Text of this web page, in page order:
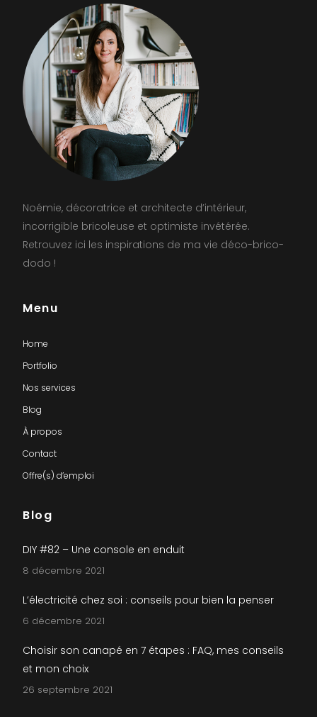
Noémie, décoratrice et architecte d’intérieur,
incorrigible bricoleuse et optimiste invétérée.
Retrouvez ici les inspirations de ma vie déco-brico-
dodo !
Menu
Home
Portfolio
Nos services
Blog
À propos
Contact
Offre(s) d’emploi
Blog
DIY #82 – Une console en enduit
8 décembre 2021
L’électricité chez soi : conseils pour bien la penser
6 décembre 2021
Choisir son canapé en 7 étapes : FAQ, mes conseils
et mon choix
26 septembre 2021